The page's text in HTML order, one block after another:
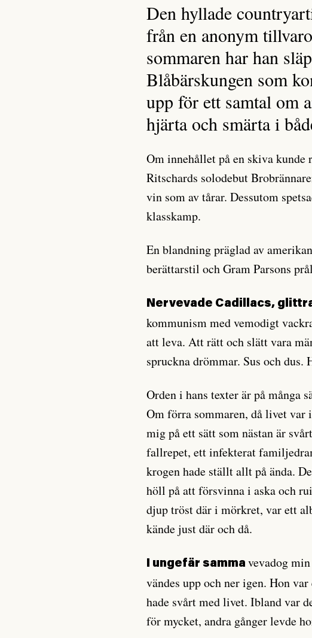
Den hyllade
från en anonym
sommaren har han
Blåbärskungen som
upp för ett samtal om
hjärta och smärta i
Om innehållet på en skiva
Ritschards solodebut
vin som av tårar. Dessutom
klasskamp.
En blandning präglad av
berättarstil och Gram Parsons
Nervevade Cadillacs,
kommunism med vemodigt
att leva. Att rätt och slätt vara
spruckna drömmar. Sus och dus.
Orden i hans texter är på många
Om förra sommaren, då livet var
mig på ett sätt som nästan är
fallrepet, ett infekterat
krogen hade ställt allt på ända.
höll på att försvinna i aska och
djup tröst där i mörkret, var ett
kände just där och då.
I ungefär sammavevadog
vändes upp och ner igen. Hon
hade svårt med livet. Ibland var
för mycket, andra gånger levde